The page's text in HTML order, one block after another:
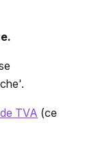
TVA (ce